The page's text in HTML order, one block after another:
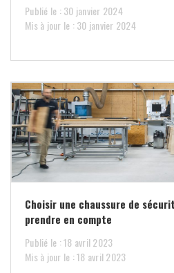
Publié le : 30 janvier 2024
Mis à jour le : 30 janvier 2024
Choisir une chaussure de
prendre en compte
Publié le : 18 avril 2023
Mis à jour le : 18 avril 2023